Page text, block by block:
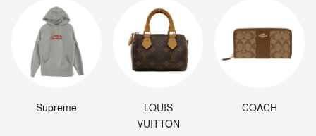
Supreme
LOUIS
VUITTON
COACH